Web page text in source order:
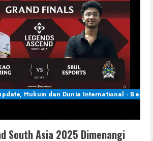
Hukum dan Dunia International - Berita
South Asia 2025 Dimenangi